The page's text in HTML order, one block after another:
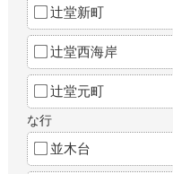
辻堂新町
辻堂西海岸
辻堂元町
な行
並木台